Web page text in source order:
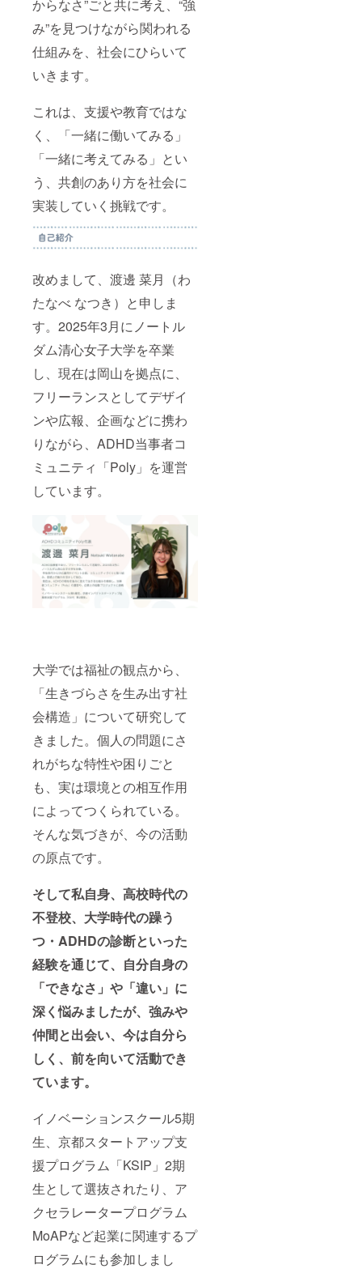
からなさ”ごと共に考え、“強
み”を見つけながら関われる
仕組みを、社会にひらいて
いきます。
これは、支援や教育ではな
く、「一緒に働いてみる」
「一緒に考えてみる」とい
う、共創のあり方を社会に
実装していく挑戦です。
改めまして、渡邊 菜月（わ
たなべ なつき）と申しま
す。2025年3月にノートル
ダム清心女子大学を卒業
し、現在は岡山を拠点に、
フリーランスとしてデザイ
ンや広報、企画などに携わ
りながら、ADHD当事者コ
ミュニティ「Poly」を運営
しています。
大学では福祉の観点から、
「生きづらさを生み出す社
会構造」について研究して
きました。個人の問題にさ
れがちな特性や困りごと
も、実は環境との相互作用
によってつくられている。
そんな気づきが、今の活動
の原点です。
そして私自身、高校時代の
不登校、大学時代の躁う
つ・ADHDの診断といった
経験を通じて、自分自身の
「できなさ」や「違い」に
深く悩みましたが、強みや
仲間と出会い、今は自分ら
しく、前を向いて活動でき
ています。
イノベーションスクール5期
生、京都スタートアップ支
援プログラム「KSIP」2期
生として選抜されたり、ア
クセラレータープログラム
MoAPなど起業に関連するプ
ログラムにも参加しまし